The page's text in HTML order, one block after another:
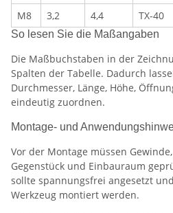
M8
3,2 4,4 TX-40
So lesen Sie die Maßangaben
Die Maßbuchstaben in der
Spalten der Tabelle. Dadurch
Durchmesser, Länge, Höhe,
eindeutig zuordnen.
Montage- und
Vor der Montage müssen
Gegenstück und Einbauraum
sollte spannungsfrei angesetzt
Werkzeug montiert werden.